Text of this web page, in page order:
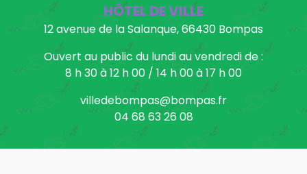
HÔTEL DE VILLE
12 avenue de la Salanque, 66430 Bompas
Ouvert au public du lundi au vendredi de :
8 h 30 à 12 h 00 / 14 h 00 à 17 h 00
villedebompas@bompas.fr
04 68 63 26 08